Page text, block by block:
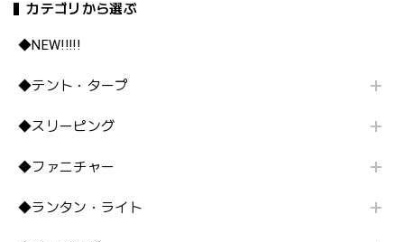
カテゴリから選ぶ
◆NEW!!!!!
◆テント・タープ
◆スリーピング
◆ファニチャー
◆ランタン・ライト